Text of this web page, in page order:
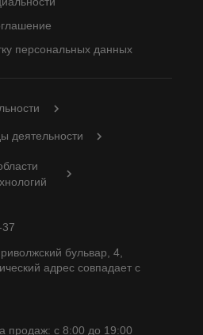
продаж: с 8:00 до 19:00
бульвар, 4,
адрес совпадает с
персональных данных
деятельности